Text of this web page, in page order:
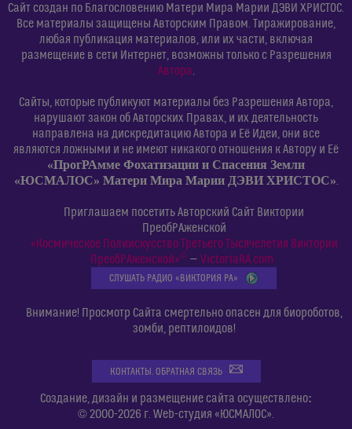
Сайт создан по Благословению Матери Мира Марии ДЭВИ ХРИСТОС.
Все материалы защищены Авторским Правом. Тиражирование,
любая публикация материалов, или их части, включая
размещение в сети Интернет, возможны только с Разрешения
Автора.
Сайты, которые публикуют материалы без Разрешения Автора,
нарушают закон об Авторских Правах, и их деятельность
направлена на дискредитацию Автора и Её Идеи, они все
являются ложными и не имеют никакого отношения к Автору и Её
«ПрогРАмме Фохатизации и Спасения Земли
«ЮСМАЛОС» Матери Мира Марии ДЭВИ ХРИСТОС».
Приглашаем посетить Авторский Сайт Виктории
ПреобРАженской
«Космическое Полиискусство Третьего Тысячелетия Виктории
ПреобРАженской»©— VictoriaRA.com
СЛУШАТЬ РАДИО «ВИКТОРИЯ РА»
Внимание! Просмотр Сайта смертельно опасен для биороботов,
зомби, рептилоидов!
КОНТАКТЫ. ОБРАТНАЯ СВЯЗЬ
Создание, дизайн и размещение сайта осуществлено:
© 2000-2026 г. Web-студия «ЮСМАЛОС».